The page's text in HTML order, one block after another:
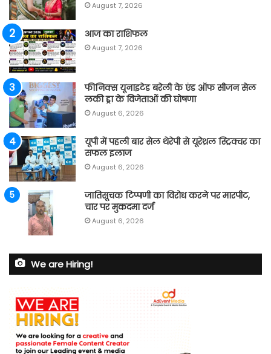
August 7, 2026
आज का राशिफल
August 7, 2026
फीनिक्स यूनाइटेड बरेली के एंड ऑफ सीजन सेल
लकी ड्रा के विजेताओं की घोषणा
August 6, 2026
यूपी में पहली बार सेल थेरेपी से यूरेथ्रल स्ट्रिक्चर का
सफल इलाज
August 6, 2026
जातिसूचक टिप्पणी का विरोध करने पर मारपीट,
चार पर मुकदमा दर्ज
August 6, 2026
We are Hiring!